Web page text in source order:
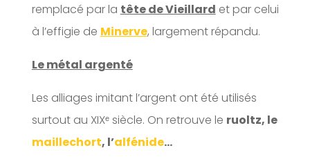
remplacé par la tête de Vieillard et par celui
à l’effigie de Minerve, largement répandu.
Le métal argenté
Les alliages imitant l’argent ont été utilisés
surtout au XIXᵉ siècle. On retrouve le ruoltz, le
maillechort, l’alfénide…